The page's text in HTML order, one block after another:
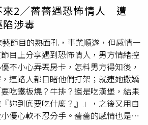
來2／薔薔遇恐怖情人 遭
陷涉毒
節目的熟面孔，事業順遂，但感情一
目上分享遇到恐怖情人，男方情緒控
不小心弄丟房卡，怎料男方得知後，
連路人都目睹他們打架；就連她撒嬌
吃鐵板燒？牛排？還是吃漢堡，結果
妳到底要吃什麼？』」，之後又用自
優心軟不忍分手。薔薔的感情也是走